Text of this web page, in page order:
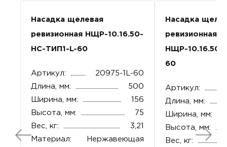
Насадка щелевая
ревизионная НЩР-10.16.50-
НС-ТИП1-L-60
Артикул:
20975-1L-60
Длина, мм:
500
Ширина, мм:
156
Высота, мм:
75
Вес, кг:
3,21
Материал:
Нержавеющая
Насадка
ревизионная
НЩР-10.16.50-
60
Артикул:
Длина, мм:
Ширина, мм:
Высота, мм:
Вес, кг: